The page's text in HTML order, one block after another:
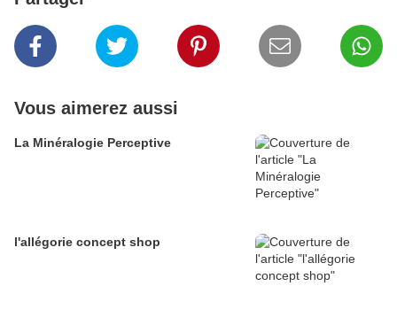
Vous aimerez aussi
La Minéralogie Perceptive
l'allégorie concept shop